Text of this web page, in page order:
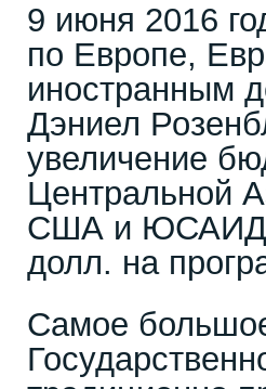
9 июня 2016
по Европе,
иностранным
Дэниел
увеличение
Центральной
США и ЮСАИД
долл. на
Самое